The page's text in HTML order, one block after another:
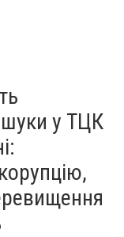
у ТЦК